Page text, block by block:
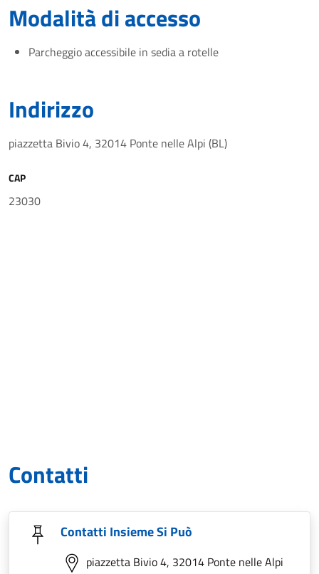
Modalità di accesso
Parcheggio accessibile in sedia a rotelle
Indirizzo
piazzetta Bivio 4, 32014 Ponte nelle Alpi (BL)
CAP
23030
Contatti
Contatti Insieme Si Può
piazzetta Bivio 4, 32014 Ponte nelle Alpi